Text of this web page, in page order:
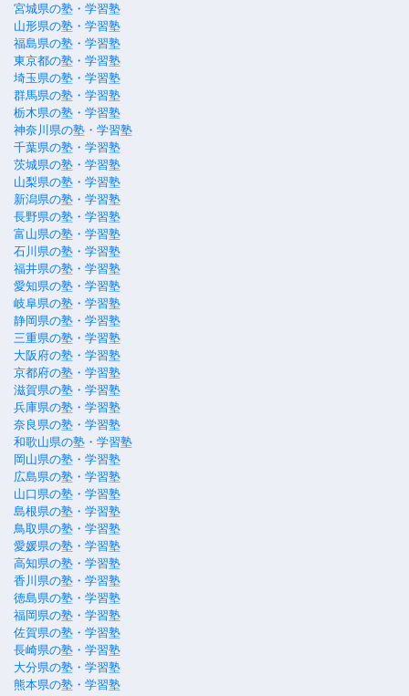
宮城県の塾・学習塾
山形県の塾・学習塾
福島県の塾・学習塾
東京都の塾・学習塾
埼玉県の塾・学習塾
群馬県の塾・学習塾
栃木県の塾・学習塾
神奈川県の塾・学習塾
千葉県の塾・学習塾
茨城県の塾・学習塾
山梨県の塾・学習塾
新潟県の塾・学習塾
長野県の塾・学習塾
富山県の塾・学習塾
石川県の塾・学習塾
福井県の塾・学習塾
愛知県の塾・学習塾
岐阜県の塾・学習塾
静岡県の塾・学習塾
三重県の塾・学習塾
大阪府の塾・学習塾
京都府の塾・学習塾
滋賀県の塾・学習塾
兵庫県の塾・学習塾
奈良県の塾・学習塾
和歌山県の塾・学習塾
岡山県の塾・学習塾
広島県の塾・学習塾
山口県の塾・学習塾
島根県の塾・学習塾
鳥取県の塾・学習塾
愛媛県の塾・学習塾
高知県の塾・学習塾
香川県の塾・学習塾
徳島県の塾・学習塾
福岡県の塾・学習塾
佐賀県の塾・学習塾
長崎県の塾・学習塾
大分県の塾・学習塾
熊本県の塾・学習塾